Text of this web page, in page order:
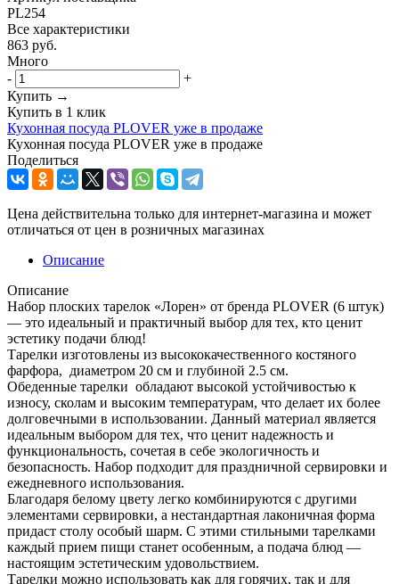
PL254
Все характеристики
863 руб.
Много
-
+
Купить →
Купить в 1 клик
Кухонная посуда PLOVER уже в продаже
Кухонная посуда PLOVER уже в продаже
Поделиться
Цена действительна только для интернет-магазина и может
отличаться от цен в розничных магазинах
Описание
Описание
Набор плоских тарелок «Лорен» от бренда PLOVER (6 штук)
— это идеальный и практичный выбор для тех, кто ценит
эстетику подачи блюд!
Тарелки изготовлены из высококачественного костяного
фарфора, диаметром 20 см и глубиной 2.5 см.
Обеденные тарелки обладают высокой устойчивостью к
износу, сколам и высоким температурам, что делает их более
долговечными в использовании. Данный материал является
идеальным выбором для тех, что ценит надежность и
функциональность, сочетая в себе экологичность и
безопасность. Набор подходит для праздничной сервировки и
ежедневного использования.
Благодаря белому цвету легко комбинируются с другими
элементами сервировки, а нестандартная лаконичная форма
придаст столу особый шарм. С этими стильными тарелками
каждый прием пищи станет особенным, а подача блюд —
настоящим эстетическим удовольствием.
Тарелки можно использовать как для горячих, так и для